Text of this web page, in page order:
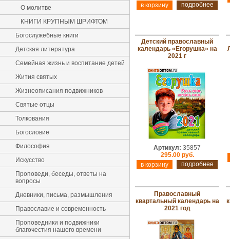
О молитве
КНИГИ КРУПНЫМ ШРИФТОМ
Богослужебные книги
Детская литература
Семейная жизнь и воспитание детей
Жития святых
Жизнеописания подвижников
Святые отцы
Толкования
Богословие
Философия
Искусство
Проповеди, беседы, ответы на
вопросы
Дневники, письма, размышления
Православие и современность
Проповедники и подвижники
благочестия нашего времени
подробнее
Детский православный
календарь «Егорушка» на
2021 г
Артикул: 35857
295.00 руб.
подробнее
Православный
квартальный календарь на
2021 год